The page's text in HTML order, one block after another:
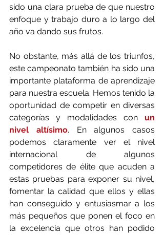
sido una clara prueba de que nuestro
enfoque y trabajo duro a lo largo del
año va dando sus frutos.
No obstante, más allá de los triunfos,
este campeonato también ha sido una
importante plataforma de aprendizaje
para nuestra escuela. Hemos tenido la
oportunidad de competir en diversas
categorías y modalidades con un
nivel altísimo. En algunos casos
podemos claramente ver el nivel
internacional de algunos
competidores de élite que acuden a
estas pruebas para exponer su nivel,
fomentar la calidad que ellos y ellas
han conseguido y entusiasmar a los
más pequeños que ponen el foco en
la excelencia que otros han podido